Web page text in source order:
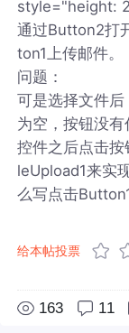
style="height:
通过Button2打
ton1上传邮件。
问题：
可是选择文件
为空，按钮没
控件之后点击
leUpload1来实
么写点击
给本帖投票
163 11